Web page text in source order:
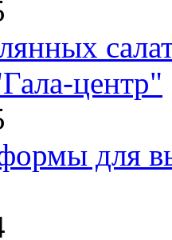
центр"
для